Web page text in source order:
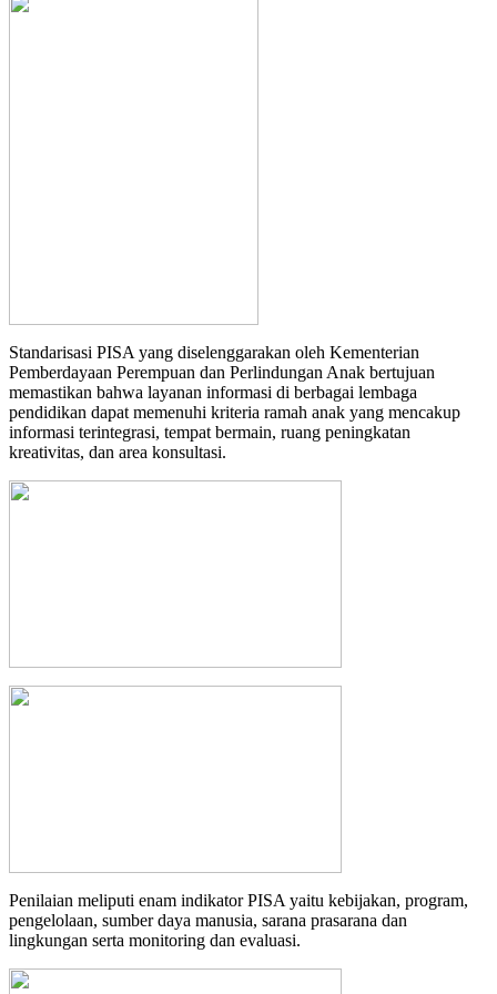
Standarisasi PISA yang diselenggarakan oleh Kementerian
Pemberdayaan Perempuan dan Perlindungan Anak bertujuan
memastikan bahwa layanan informasi di berbagai lembaga
pendidikan dapat memenuhi kriteria ramah anak yang mencakup
informasi terintegrasi, tempat bermain, ruang peningkatan
kreativitas, dan area konsultasi.
Penilaian meliputi enam indikator PISA yaitu kebijakan, program,
pengelolaan, sumber daya manusia, sarana prasarana dan
lingkungan serta monitoring dan evaluasi.